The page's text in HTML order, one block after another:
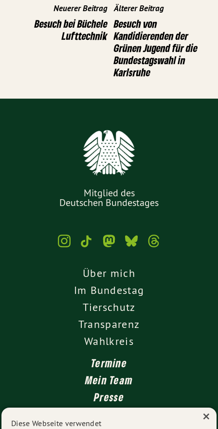
Neuerer Beitrag
Besuch bei Büchele
Lufttechnik
Älterer Beitrag
Besuch von
Kandidierenden der
Grünen Jugend für die
Bundestagswahl in
Karlsruhe
Mitglied des
Deutschen Bundestages
Über mich
Im Bundestag
Tierschutz
Transparenz
Wahlkreis
Termine
Mein Team
Presse
Diese Webseite verwendet ×